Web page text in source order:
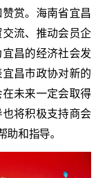
赏。海南省宜昌
流、推动会员企
昌的经济社会发
昌市政协对新的
未来一定会取得
将积极支持商会
和指导。